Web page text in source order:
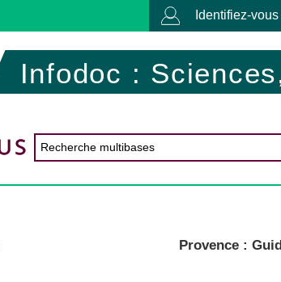
Identifiez-
Infodoc :
Provence :